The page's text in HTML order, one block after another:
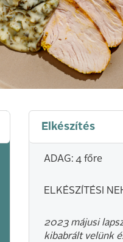
Elkészítés
ADAG: 4 főre
ELKÉSZÍTÉSI
2023 májusi
kibabrált velünk